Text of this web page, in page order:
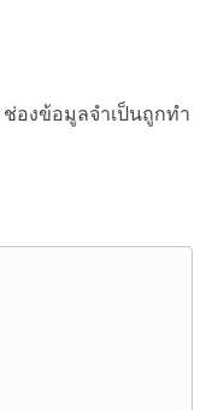
ช่องข้อมูลจำเป็นถูกทำ